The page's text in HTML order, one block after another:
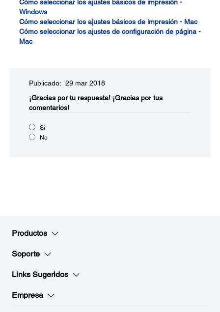
Cómo seleccionar los ajustes básicos de impresión -
Windows
Cómo seleccionar los ajustes básicos de impresión - Mac
Cómo seleccionar los ajustes de configuración de página -
Mac
Publicado: 29 mar 2018
¡Gracias por tu respuesta! ¡Gracias por tus
comentarios!
Sí
No
Productos
Soporte
Links Sugeridos
Empresa